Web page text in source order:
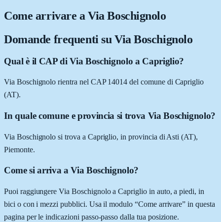
Come arrivare aVia Boschignolo
Domande frequenti su Via Boschignolo
Qual è il CAP di Via Boschignolo a Capriglio?
Via Boschignolo rientra nel CAP 14014 del comune di Capriglio
(AT).
In quale comune e provincia si trova Via Boschignolo?
Via Boschignolo si trova a Capriglio, in provincia di Asti (AT),
Piemonte.
Come si arriva a Via Boschignolo?
Puoi raggiungere Via Boschignolo a Capriglio in auto, a piedi, in
bici o con i mezzi pubblici. Usa il modulo “Come arrivare” in questa
pagina per le indicazioni passo-passo dalla tua posizione.